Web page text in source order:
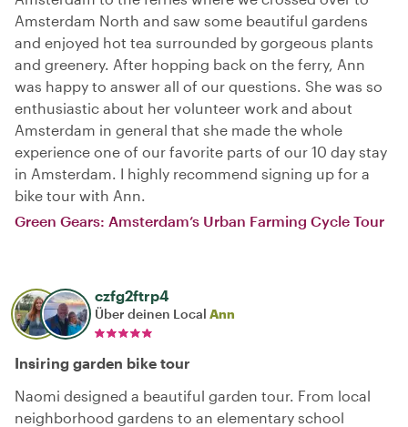
Amsterdam North and saw some beautiful gardens
and enjoyed hot tea surrounded by gorgeous plants
and greenery. After hopping back on the ferry, Ann
was happy to answer all of our questions. She was so
enthusiastic about her volunteer work and about
Amsterdam in general that she made the whole
experience one of our favorite parts of our 10 day stay
in Amsterdam. I highly recommend signing up for a
bike tour with Ann.
Green Gears: Amsterdam’s Urban Farming Cycle Tour
czfg2ftrp4
Über deinen Local Ann
Insiring garden bike tour
Naomi designed a beautiful garden tour. From local
neighborhood gardens to an elementary school